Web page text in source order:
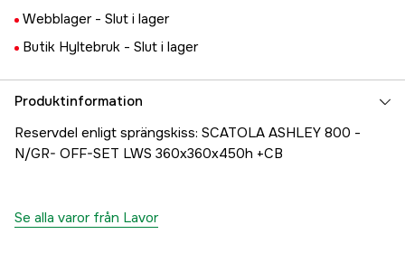
Webblager - Slut i lager
Butik Hyltebruk - Slut i lager
Produktinformation
Reservdel enligt sprängskiss: SCATOLA ASHLEY 800 -
N/GR- OFF-SET LWS 360x360x450h +CB
Se alla varor från Lavor